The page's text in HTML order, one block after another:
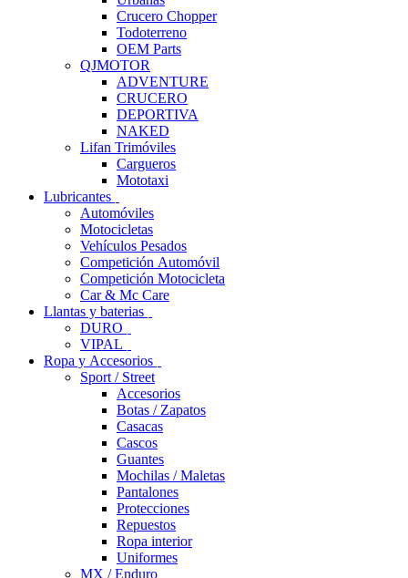
Crucero Chopper
Todoterreno
OEM Parts
QJMOTOR
ADVENTURE
CRUCERO
DEPORTIVA
NAKED
Lifan Trimóviles
Cargueros
Mototaxi
Lubricantes
Automóviles
Motocicletas
Vehículos Pesados
Competición Automóvil
Competición Motocicleta
Car & Mc Care
Llantas y baterias
DURO
VIPAL
Ropa y Accesorios
Sport / Street
Accesorios
Botas / Zapatos
Casacas
Cascos
Guantes
Mochilas / Maletas
Pantalones
Protecciones
Repuestos
Ropa interior
Uniformes
MX / Enduro